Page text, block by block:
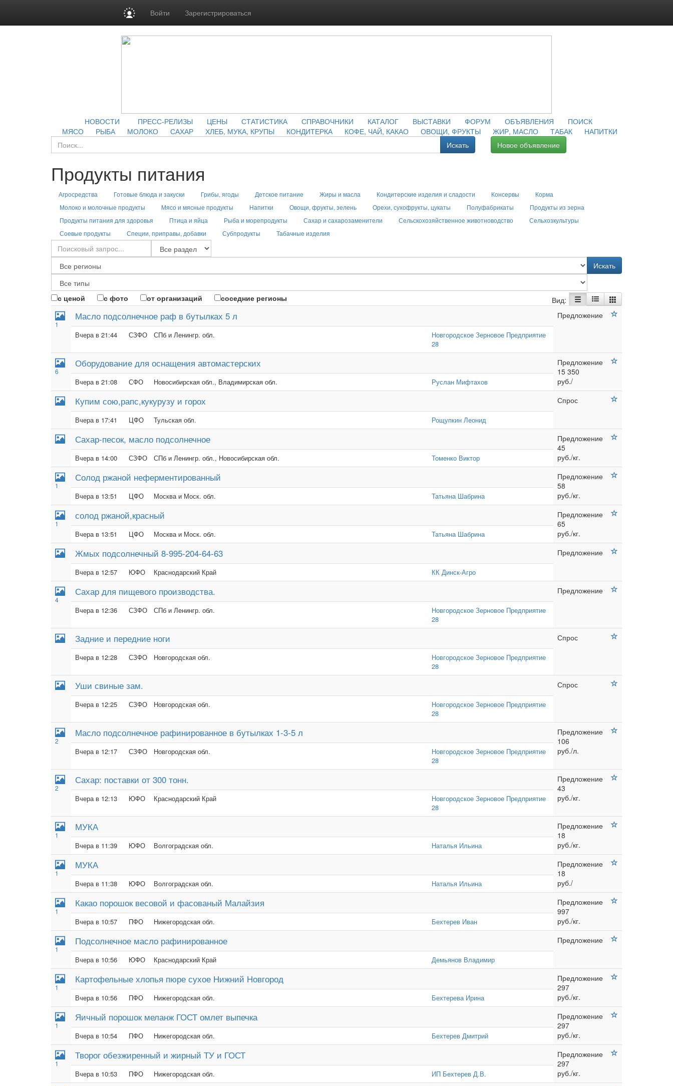
Войти Зарегистрироваться
НОВОСТИ ПРЕСС-РЕЛИЗЫ ЦЕНЫ СТАТИСТИКА СПРАВОЧНИКИ КАТАЛОГ ВЫСТАВКИ ФОРУМ ОБЪЯВЛЕНИЯ
ПОИСК
МЯСО
РЫБА МОЛОКО САХАР ХЛЕБ, МУКА, КРУПЫ КОНДИТЕРКА КОФЕ, ЧАЙ, КАКАО ОВОЩИ, ФРУКТЫ ЖИР, МАСЛО ТАБАК
НАПИТКИ
Искать
Новое объявление
Продукты питания
Агросредства Готовые блюда и закуски Грибы, ягоды Детское питание Жиры и масла Кондитерские изделия и сладости Консервы
Корма
Молоко и молочные продукты
Мясо и мясные продукты Напитки Овощи, фрукты, зелень Орехи, сухофрукты, цукаты Полуфабрикаты
Продукты из зерна
Продукты питания для здоровья
Птица и яйца Рыба и морепродукты Сахар и сахарозаменители Сельскохозяйственное животноводство
Сельхозкультуры
Соевые продукты
Специи, приправы, добавки Субпродукты Табачные изделия
Искать
с ценой с фото от организаций соседние регионы Вид:
1
Масло подсолнечное раф в бутылках 5 л Предложение
Вчера в 21:44 СЗФО СПб и Ленингр. обл.
Новгородское Зерновое Предприятие
28
6
Оборудование для оснащения автомастерских
Предложение
15 350
руб./
Вчера в 21:08 СФО Новосибирская обл., Владимирская обл. Руслан Мифтахов
Купим сою,рапс,кукурузу и горох Спрос
Вчера в 17:41 ЦФО Тульская обл. Рощупкин Леонид
Сахар-песок, масло подсолнечное
Предложение
45
руб./кг.
Вчера в 14:00 СЗФО СПб и Ленингр. обл., Новосибирская обл. Томенко Виктор
1
Солод ржаной неферментированный
Предложение
58
руб./кг.
Вчера в 13:51 ЦФО Москва и Моск. обл. Татьяна Шабрина
1
солод ржаной,красный
Предложение
65
руб./кг.
Вчера в 13:51 ЦФО Москва и Моск. обл. Татьяна Шабрина
Жмых подсолнечный 8-995-204-64-63 Предложение
Вчера в 12:57 ЮФО Краснодарский Край КК Динск-Агро
4
Сахар для пищевого производства. Предложение
Вчера в 12:36 СЗФО СПб и Ленингр. обл.
Новгородское Зерновое Предприятие
28
Задние и передние ноги Спрос
Вчера в 12:28 СЗФО Новгородская обл.
Новгородское Зерновое Предприятие
28
Уши свиные зам. Спрос
Вчера в 12:25 СЗФО Новгородская обл.
Новгородское Зерновое Предприятие
28
2
Масло подсолнечное рафинированное в бутылках 1-3-5 л
Предложение
106
руб./л.
Вчера в 12:17 СЗФО Новгородская обл.
Новгородское Зерновое Предприятие
28
2
Сахар: поставки от 300 тонн.
Предложение
43
руб./кг.
Вчера в 12:13 ЮФО Краснодарский Край
Новгородское Зерновое Предприятие
28
1
МУКА
Предложение
18
руб./кг.
Вчера в 11:39 ЮФО Волгоградская обл. Наталья Ильина
1
МУКА
Предложение
18
руб./
Вчера в 11:38 ЮФО Волгоградская обл. Наталья Ильина
1
Какао порошок весовой и фасованый Малайзия
Предложение
997
руб./кг.
Вчера в 10:57 ПФО Нижегородская обл. Бехтерев Иван
1
Подсолнечное масло рафинированное Предложение
Вчера в 10:56 ЮФО Краснодарский Край Демьянов Владимир
1
Картофельные хлопья пюре сухое Нижний Новгород
Предложение
297
руб./кг.
Вчера в 10:56 ПФО Нижегородская обл. Бехтерева Ирина
1
Яичный порошок меланж ГОСТ омлет выпечка
Предложение
297
руб./кг.
Вчера в 10:54 ПФО Нижегородская обл. Бехтерев Дмитрий
1
Творог обезжиренный и жирный ТУ и ГОСТ
Предложение
297
руб./кг.
Вчера в 10:53 ПФО Нижегородская обл. ИП Бехтерев Д.В.